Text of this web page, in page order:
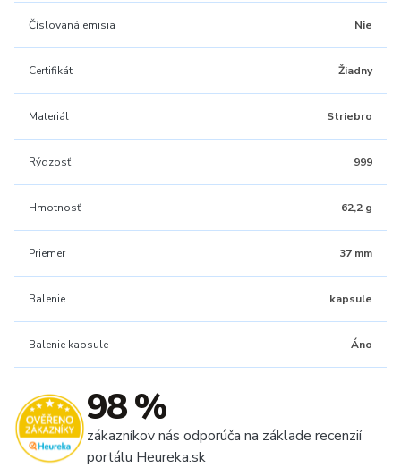
Číslovaná emisia Nie
Certifikát Žiadny
Materiál Striebro
Rýdzosť 999
Hmotnosť 62,2 g
Priemer 37 mm
Balenie kapsule
Balenie kapsule Áno
98 %
zákazníkov nás odporúča na základe recenzií
portálu Heureka.sk